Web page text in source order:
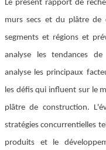
Le présent rapport de
murs secs et du plâtre de
segments et régions et
analyse les tendances
analyse les principaux
les défis qui influent sur le
plâtre de construction.
stratégies concurrentielles
produits et le